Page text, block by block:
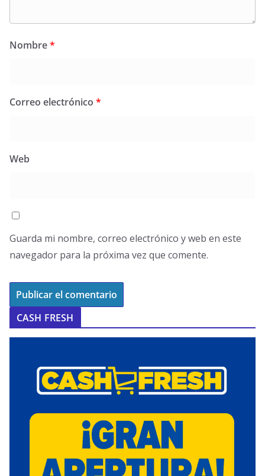
Nombre*
Correo electrónico *
Web
Guarda mi nombre, correo electrónico y web en este
navegador para la próxima vez que comente.
CASH FRESH